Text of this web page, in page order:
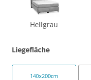
Hellgrau
Liegefläche
140x200cm